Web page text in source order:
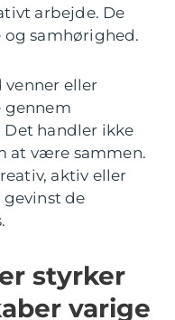
arbejde. De
samhørighed.
venner eller
gennem
Det handler ikke
at være sammen.
aktiv eller
de
styrker
varige